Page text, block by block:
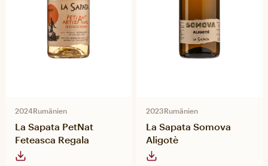
2024Rumänien
La Sapata PetNat
Feteasca Regala
2023Rumänien
La Sapata Somova
Aligotè